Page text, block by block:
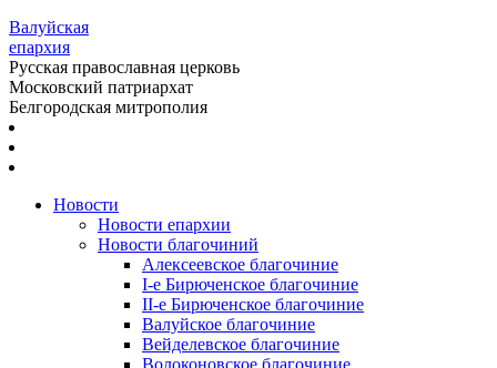
Валуйская
епархия
Русская православная церковь
Московский патриархат
Белгородская митрополия
Новости
Новости епархии
Новости благочиний
Алексеевское благочиние
I-е Бирюченское благочиние
II-е Бирюченское благочиние
Валуйское благочиние
Вейделевское благочиние
Волоконовское благочиние